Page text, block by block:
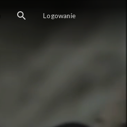
Logowanie